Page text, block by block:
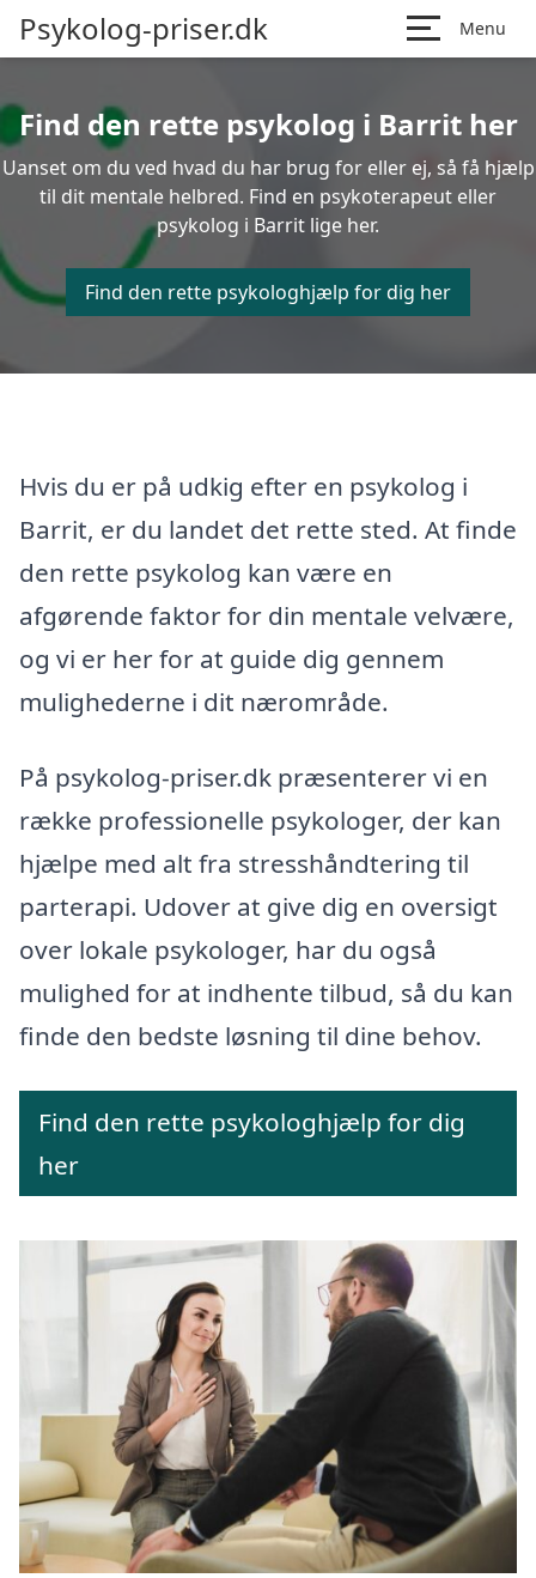
Psykolog-priser.dk Menu
Find den rette psykolog i Barrit her
Uanset om du ved hvad du har brug for eller ej, så få hjælp
til dit mentale helbred. Find en psykoterapeut eller
psykolog i Barrit lige her.
Find den rette psykologhjælp for dig her
Hvis du er på udkig efter en psykolog i
Barrit, er du landet det rette sted. At finde
den rette psykolog kan være en
afgørende faktor for din mentale velvære,
og vi er her for at guide dig gennem
mulighederne i dit nærområde.
På psykolog-priser.dk præsenterer vi en
række professionelle psykologer, der kan
hjælpe med alt fra stresshåndtering til
parterapi. Udover at give dig en oversigt
over lokale psykologer, har du også
mulighed for at indhente tilbud, så du kan
finde den bedste løsning til dine behov.
Find den rette psykologhjælp for dig
her